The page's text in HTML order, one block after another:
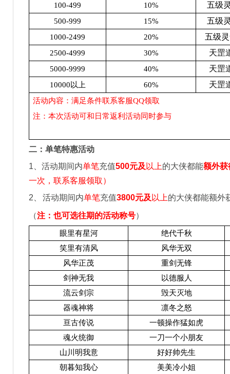
100-499 10% 五级
500-999 15% 五级
1000-2499 20% 五级
2500-4999 30% 天罡
5000-9999 40% 天罡
10000以上 60% 天罡
活动内容：满足条件联系客服QQ领取
注：本次活动可和日常返利活动同时参与
二：单笔特惠活动
1 、活动期间内单笔充值500元及 以上的大侠都能额外获
一次，联系客服领取）
2
活动期间内单笔充值3800元及 以上的大侠都能额外
（注：也可选往期的活动称号）
眼里有星河
绝代千秋
笑里有清风
风华无双
风华正茂
重剑无锋
剑神无我
以德服人
流云剑宗
毁天灭地
器魂神将
凛冬之怒
亘古传说
一顿操作猛如虎
魂火统御
一刀一个小朋友
山川明我意
好好帅先生
朝暮知我心
美美冷小姐